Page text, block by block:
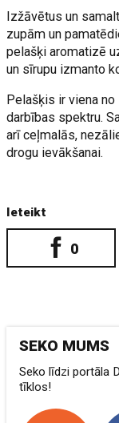
Izžāvētus un
zupām un
pelašķi aromatizē
un sīrupu izmanto
Pelašķis ir viena
darbības spektru.
arī ceļmalās,
drogu ievākšanai.
Ieteikt
0
SEKO MUMS
Seko līdzi portāla
tīklos!